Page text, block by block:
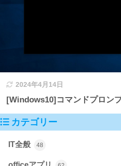
2024年4月14日
[Windows10]コマンドプロン
カテゴリー
IT全般 48